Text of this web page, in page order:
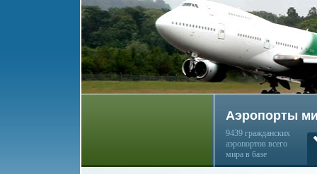
Аэропорты
9439 гражданских
аэропортов всего
мира в базе